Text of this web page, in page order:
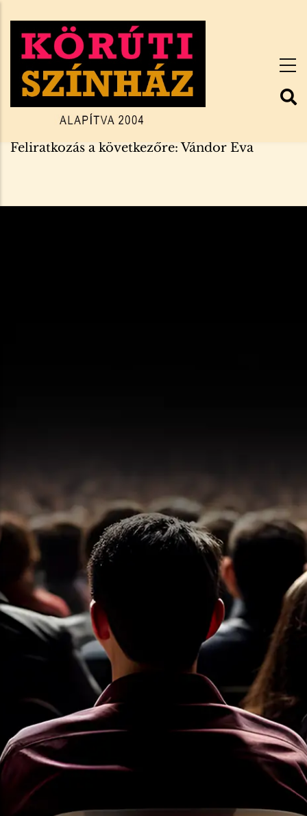
tartalomra
Feliratkozás a következőre: Vándor Éva